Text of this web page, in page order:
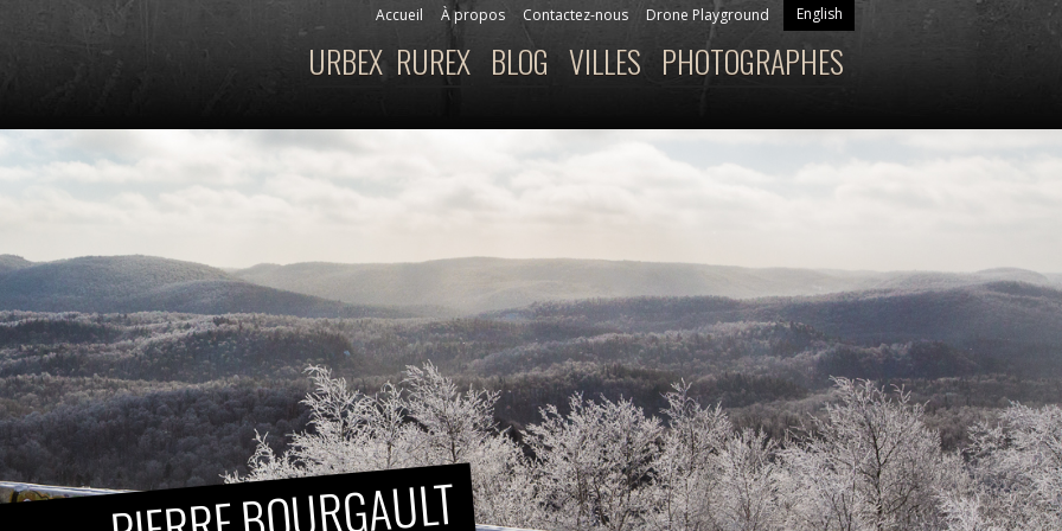
English
Accueil À propos Contactez-nous Drone Playground
Menu principal PHOTOGRAPHES
VILLES
BLOG
RUREX
URBEX